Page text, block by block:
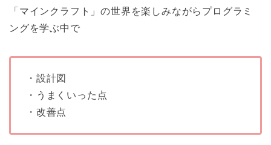
「マインクラフト」の世界を楽しみながらプログラミ
ングを学ぶ中で
・設計図
・うまくいった点
・改善点